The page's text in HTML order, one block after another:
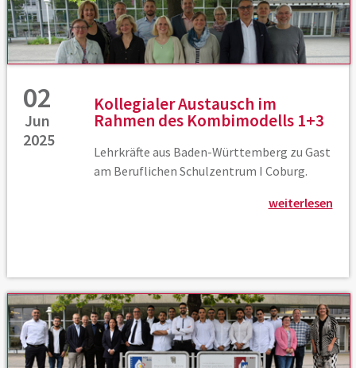
02
Jun
2025
Kollegialer Austausch im
Rahmen des Kombimodells 1+3
Lehrkräfte aus Baden-Württemberg zu Gast
am Beruflichen Schulzentrum I Coburg.
weiterlesen